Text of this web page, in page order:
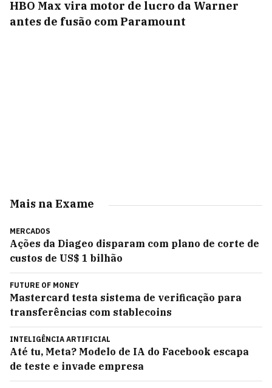
HBO Max vira motor de lucro da Warner
antes de fusão com Paramount
Mais na Exame
MERCADOS
Ações da Diageo disparam com plano de corte de
custos de US$ 1 bilhão
FUTURE OF MONEY
Mastercard testa sistema de verificação para
transferências com stablecoins
INTELIGÊNCIA ARTIFICIAL
Até tu, Meta? Modelo de IA do Facebook escapa
de teste e invade empresa